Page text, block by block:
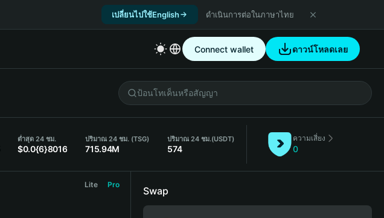
เปลี่ยนไปใช้English ดำเนินการต่อในภาษาไทย
Connect wallet ดาวน์โหลดเลย
ต่ำสุด 24 ชม.
$0.0{6}8016
ปริมาณ 24 ชม. (TSG)
715.94M
ปริมาณ 24 ชม.(USDT)
574
ความเสี่ยง
0
Lite Pro
Swap